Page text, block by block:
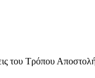
του Τρόπου